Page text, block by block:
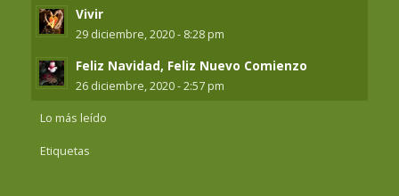
Vivir
29 diciembre, 2020 - 8:28 pm
Feliz Navidad, Feliz Nuevo Comienzo
26 diciembre, 2020 - 2:57 pm
Lo más leído
Etiquetas